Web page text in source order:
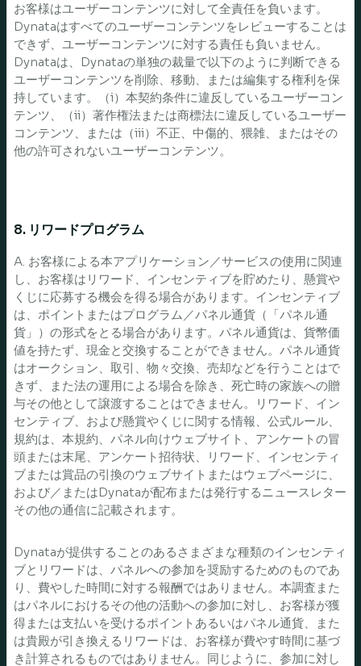
お客様はユーザーコンテンツに対して全責任を負います。
Dynataはすべてのユーザーコンテンツをレビューすることは
できず、ユーザーコンテンツに対する責任も負いません。
Dynataは、Dynataの単独の裁量で以下のように判断できる
ユーザーコンテンツを削除、移動、または編集する権利を保
持しています。（i）本契約条件に違反しているユーザーコン
テンツ、（ii）著作権法または商標法に違反しているユーザー
コンテンツ、または（iii）不正、中傷的、猥雑、またはその
他の許可されないユーザーコンテンツ。
8. リワードプログラム
A. お客様による本アプリケーション／サービスの使用に関連
し、お客様はリワード、インセンティブを貯めたり、懸賞や
くじに応募する機会を得る場合があります。インセンティブ
は、ポイントまたはプログラム／パネル通貨（「パネル通
貨」）の形式をとる場合があります。パネル通貨は、貨幣価
値を持たず、現金と交換することができません。パネル通貨
はオークション、取引、物々交換、売却などを行うことはで
きず、また法の運用による場合を除き、死亡時の家族への贈
与その他として譲渡することはできません。リワード、イン
センティブ、および懸賞やくじに関する情報、公式ルール、
規約は、本規約、パネル向けウェブサイト、アンケートの冒
頭または末尾、アンケート招待状、リワード、インセンティ
ブまたは賞品の引換のウェブサイトまたはウェブページに、
および／またはDynataが配布または発行するニュースレター
その他の通信に記載されます。
Dynataが提供することのあるさまざまな種類のインセンティ
ブとリワードは、パネルへの参加を奨励するためのものであ
り、費やした時間に対する報酬ではありません。本調査また
はパネルにおけるその他の活動への参加に対し、お客様が獲
得または支払いを受けるポイントあるいはパネル通貨、また
は貴殿が引き換えるリワードは、お客様が費やす時間に基づ
き計算されるものではありません。同じように、参加に対し